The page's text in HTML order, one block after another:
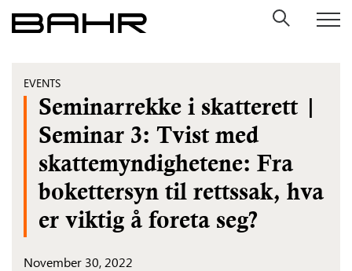
Skip
to
EVENTS
Seminarrekke i skatterett |
Seminar 3: Tvist med
skattemyndighetene: Fra
bokettersyn til rettssak, hva
er viktig å foreta seg?
November 30, 2022